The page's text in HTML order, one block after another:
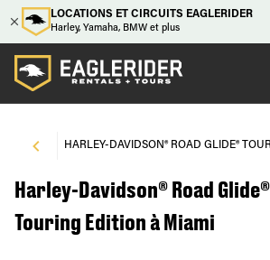
LOCATIONS ET CIRCUITS EAGLERIDER
Harley, Yamaha, BMW et plus
MIAMI HARLEY-DAVIDSON® ROAD GLIDE®
Harley-Davidson® Road Glide®
Touring Edition à Miami